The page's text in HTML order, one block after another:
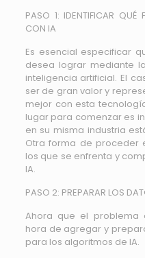
PASO 1: IDENTIFICAR QUÉ
CON IA
Es esencial especificar
desea lograr mediante
inteligencia artificial. El
ser de gran valor y
mejor con esta
lugar para comenzar es
en su misma industria
Otra forma de proceder
los que se enfrenta y
IA.
PASO 2: PREPARAR LOS
Ahora que el problema
hora de agregar y
para los algoritmos de IA.